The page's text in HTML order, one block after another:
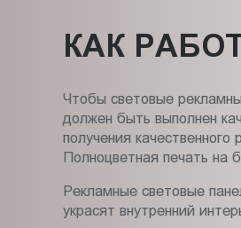
КАК
Чтобы световые
должен быть выполнен
получения
Полноцветная печать на
Рекламные световые
украсят внутренний